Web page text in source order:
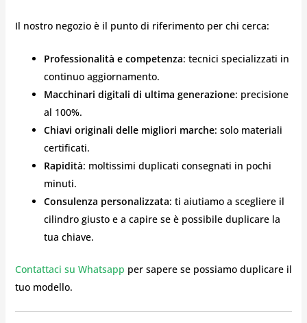
Il nostro negozio è il punto di riferimento per chi cerca:
Professionalità e competenza: tecnici specializzati in
continuo aggiornamento.
Macchinari digitali di ultima generazione: precisione
al 100%.
Chiavi originali delle migliori marche: solo materiali
certificati.
Rapidità: moltissimi duplicati consegnati in pochi
minuti.
Consulenza personalizzata: ti aiutiamo a scegliere il
cilindro giusto e a capire se è possibile duplicare la
tua chiave.
Contattaci su Whatsapp per sapere se possiamo duplicare il
tuo modello.